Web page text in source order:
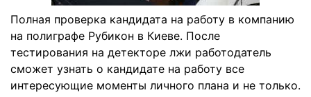
Полная проверка кандидата на работу в компанию
на полиграфе Рубикон в Киеве. После
тестирования на детекторе лжи работодатель
сможет узнать о кандидате на работу все
интересующие моменты личного плана и не только.